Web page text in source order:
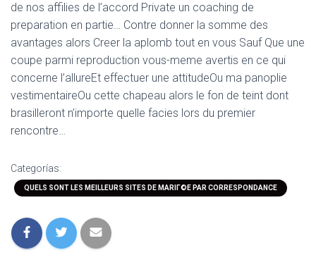
de nos affilies de l’accord Private un coaching de
preparation en partie… Contre donner la somme des
avantages alors Creer la aplomb tout en vous Sauf Que une
coupe parmi reproduction vous-meme avertis en ce qui
concerne l’allureEt effectuer une attitudeOu ma panoplie
vestimentaireOu cette chapeau alors le fon de teint dont
brasilleront n’importe quelle facies lors du premier
rencontre…
Categorías:
QUELS SONT LES MEILLEURS SITES DE MARIГ©E PAR CORRESPONDANCE